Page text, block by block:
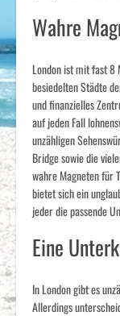
Wahre
London ist mit fast 8
besiedelten Städte
und finanzielles
auf jeden Fall
unzähligen
Bridge sowie die
wahre Magneten für
bietet sich ein
jeder die passende
Eine
In London gibt es
Allerdings